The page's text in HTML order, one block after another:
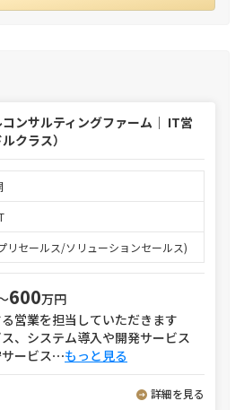
ンサルティングファーム｜ IT営
クラス）
リセールス/ソリューションセールス)
600万円
営業を担当していただきます
、システム導入や開発サービス
ービス⋯もっと見る
詳細を見る